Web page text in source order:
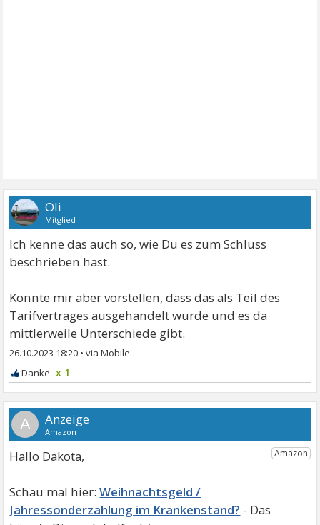
Oli
Mitglied
Ich kenne das auch so, wie Du es zum Schluss
beschrieben hast.
Könnte mir aber vorstellen, dass das als Teil des
Tarifvertrages ausgehandelt wurde und es da
mittlerweile Unterschiede gibt.
26.10.2023 18:20 •
x 1
A
Hallo Dakota,
Weihnachtsgeld /
Jahressonderzahlung im Krankenstand?